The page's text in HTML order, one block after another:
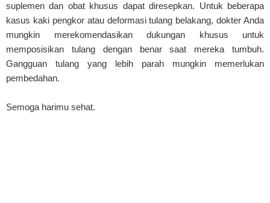
suplemen dan obat khusus dapat diresepkan. Untuk beberapa
kasus kaki pengkor atau deformasi tulang belakang, dokter Anda
mungkin merekomendasikan dukungan khusus untuk
memposisikan tulang dengan benar saat mereka tumbuh.
Gangguan tulang yang lebih parah mungkin memerlukan
pembedahan.
Semoga harimu sehat.